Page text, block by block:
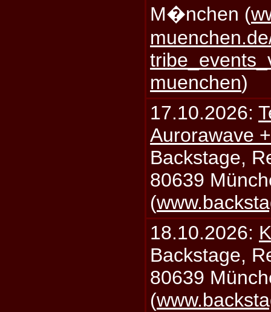
M�nchen (
muenchen)
17.10.2026:
Aurorawave
Backstage,
80639
(
18.10.2026:
Backstage,
80639
(